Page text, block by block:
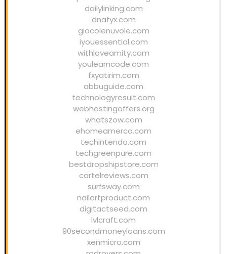
dailylinking.com
dnafyx.com
giocolenuvole.com
iyouessential.com
withloveamity.com
youlearncode.com
fxyatirim.com
abbuguide.com
technologyresult.com
webhostingoffers.org
whatszow.com
ehomeamerca.com
techintendo.com
techgreenpure.com
bestdropshipstore.com
cartelreviews.com
surfsway.com
nailartproduct.com
digitactseed.com
lvlcraft.com
90secondmoneyloans.com
xenmicro.com